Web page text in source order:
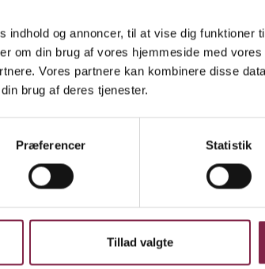
indhold og annoncer, til at vise dig funktioner
om din brug af vores hjemmeside med
Vores partnere kan kombinere disse
brug af deres tjenester.
Præferencer Statistik
Tillad valgte
ej. Børn bevæger sig meget. Al gang
det er ofte de samme
udfolder, hvis ikke pædagogerne
at bruge kroppen på. Eller hvis de
børnehaver bedre til at
lande. Mest af alt, fordi der er
Men forskning i risikolege af blandt
at pædagoger er tilbageholdne
og det kan lægge en dæmper